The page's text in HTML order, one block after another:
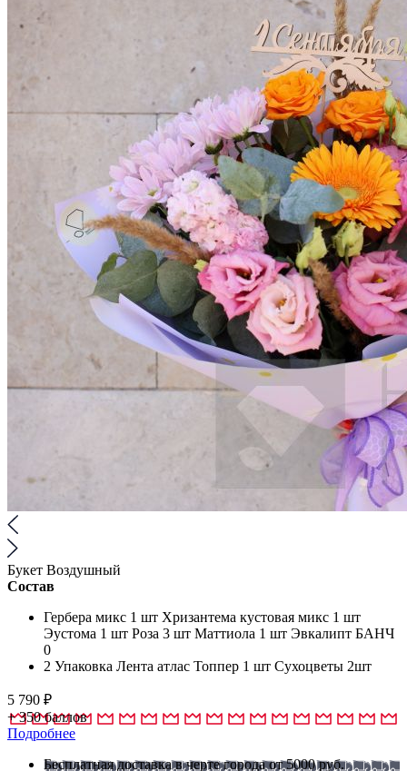
Букет Воздушный
Состав
Гербера микс 1 шт Хризантема кустовая микс 1 шт
Эустома 1 шт Роза 3 шт Маттиола 1 шт Эвкалипт БАНЧ
0
2 Упаковка Лента атлас Топпер 1 шт Сухоцветы 2шт
5 790 ₽
+350баллов
Подробнее
Бесплатная доставка в черте города от 5000 руб.